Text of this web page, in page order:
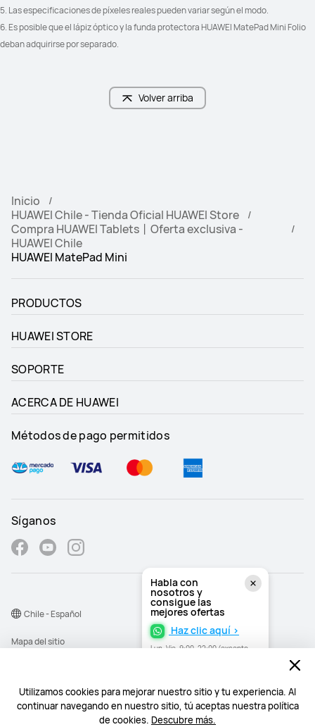
Utilizamos cookies para mejorar nuestro sitio y tu experiencia. Al
continuar navegando en nuestro sitio, tú aceptas nuestra política
de cookies. Descubre más.
5. Las especificaciones de píxeles reales pueden variar según el modo.
6. Es posible que el lápiz óptico y la funda protectora HUAWEI MatePad Mini Folio
deban adquirirse por separado.
Volver arriba
Habla con
nosotros y
consigue las
mejores ofertas
Haz clic aquí >
Lun–Vie, 9:00–22:00 (excepto
Inicio
HUAWEI Chile - Tienda Oficial HUAWEI Store
Compra HUAWEI Tablets丨Oferta exclusiva -
HUAWEI Chile
HUAWEI MatePad Mini
PRODUCTOS
HUAWEI STORE
SOPORTE
ACERCA DE HUAWEI
Métodos de pago permitidos
Síganos
Mapa del sitio
Declaración de privacidad
Chile - Español